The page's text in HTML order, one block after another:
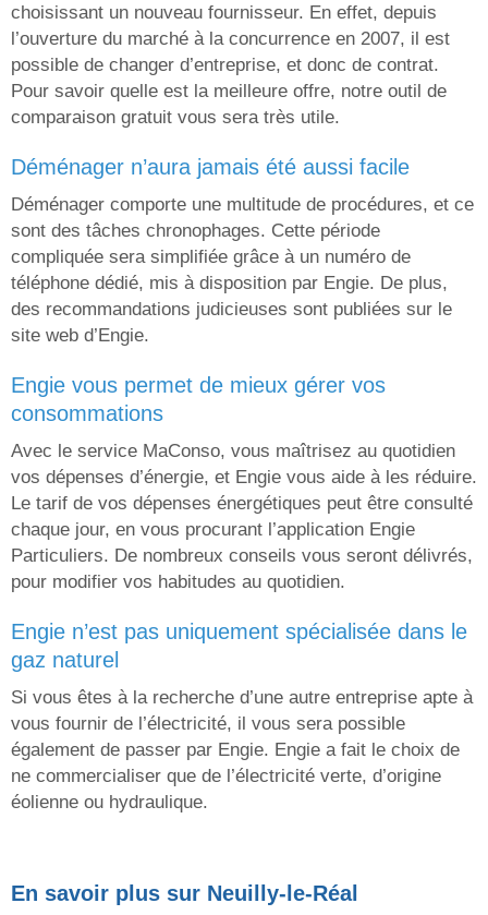
choisissant un nouveau fournisseur. En effet, depuis
l’ouverture du marché à la concurrence en 2007, il est
possible de changer d’entreprise, et donc de contrat.
Pour savoir quelle est la meilleure offre, notre outil de
comparaison gratuit vous sera très utile.
déménager n’aura jamais été aussi facile
Déménager comporte une multitude de procédures, et ce
sont des tâches chronophages. Cette période
compliquée sera simplifiée grâce à un numéro de
téléphone dédié, mis à disposition par Engie. De plus,
des recommandations judicieuses sont publiées sur le
site web d’Engie.
engie vous permet de mieux gérer vos
consommations
Avec le service MaConso, vous maîtrisez au quotidien
vos dépenses d’énergie, et Engie vous aide à les réduire.
Le tarif de vos dépenses énergétiques peut être consulté
chaque jour, en vous procurant l’application Engie
Particuliers. De nombreux conseils vous seront délivrés,
pour modifier vos habitudes au quotidien.
engie n’est pas uniquement spécialisée dans le
gaz naturel
Si vous êtes à la recherche d’une autre entreprise apte à
vous fournir de l’électricité, il vous sera possible
également de passer par Engie. Engie a fait le choix de
ne commercialiser que de l’électricité verte, d’origine
éolienne ou hydraulique.
En savoir plus sur Neuilly-le-Réal